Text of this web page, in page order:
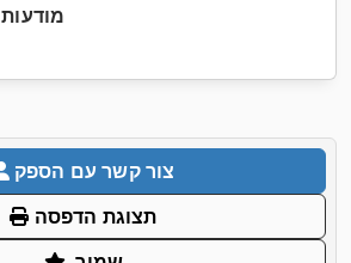
+31 78 22... מודעות
צור קשר עם הספק
תצוגת הדפסה